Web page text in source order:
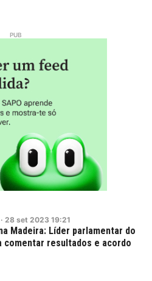
· 28 set 2023 19:21
Madeira: Líder parlamentar do
comentar resultados e acordo